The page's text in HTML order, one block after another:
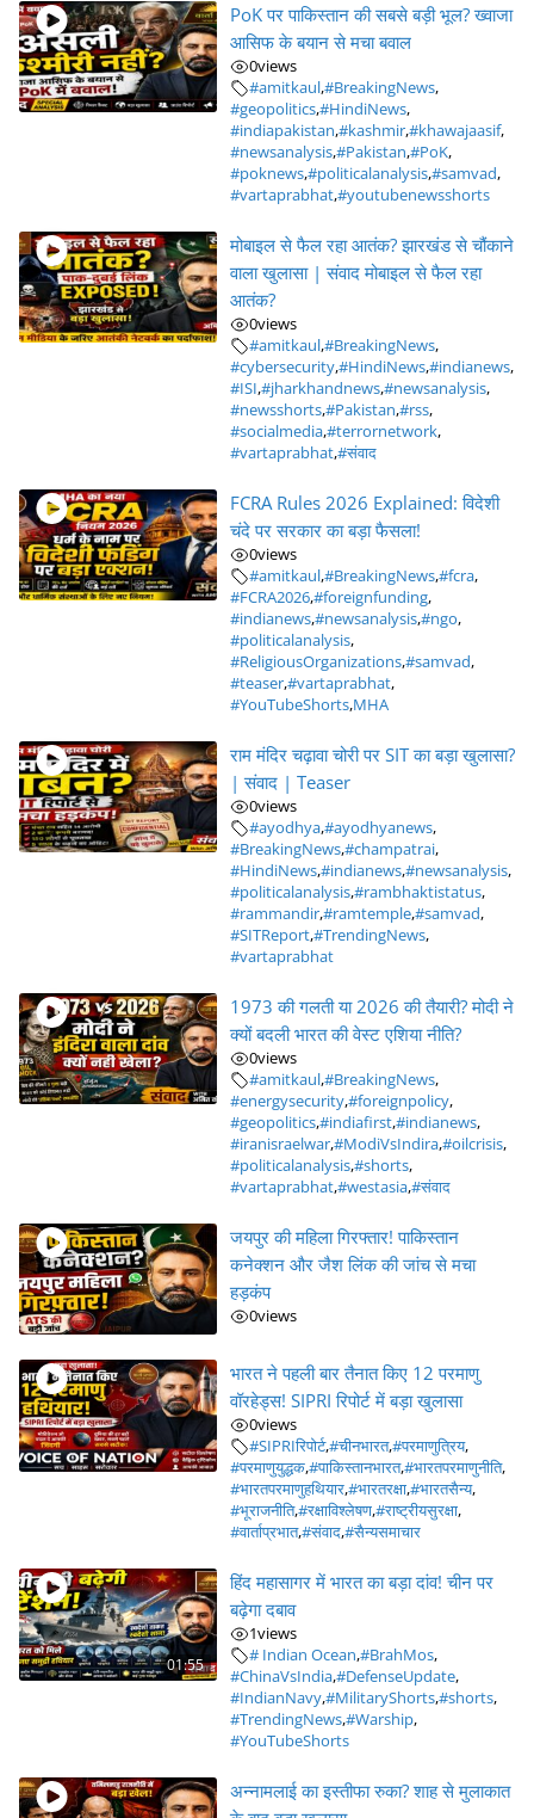
PoK पर पाकिस्तान की सबसे बड़ी भूल? ख्वाजा
आसिफ के बयान से मचा बवाल
0views
#amitkaul,#BreakingNews,
#geopolitics,#HindiNews,
#indiapakistan,#kashmir,#khawajaasif,
#newsanalysis,#Pakistan,#PoK,
#poknews,#politicalanalysis,#samvad,
#vartaprabhat,#youtubenewsshorts
मोबाइल से फैल रहा आतंक? झारखंड से चौंकाने
वाला खुलासा | संवाद मोबाइल से फैल रहा
आतंक?
0views
#amitkaul,#BreakingNews,
#cybersecurity,#HindiNews,#indianews,
#ISI,#jharkhandnews,#newsanalysis,
#newsshorts,#Pakistan,#rss,
#socialmedia,#terrornetwork,
#vartaprabhat,#संवाद
FCRA Rules 2026 Explained: विदेशी
चंदे पर सरकार का बड़ा फैसला!
0views
#amitkaul,#BreakingNews,#fcra,
#FCRA2026,#foreignfunding,
#indianews,#newsanalysis,#ngo,
#politicalanalysis,
#ReligiousOrganizations,#samvad,
#teaser,#vartaprabhat,
#YouTubeShorts,MHA
राम मंदिर चढ़ावा चोरी पर SIT का बड़ा खुलासा?
| संवाद | Teaser
0views
#ayodhya,#ayodhyanews,
#BreakingNews,#champatrai,
#HindiNews,#indianews,#newsanalysis,
#politicalanalysis,#rambhaktistatus,
#rammandir,#ramtemple,#samvad,
#SITReport,#TrendingNews,
#vartaprabhat
1973 की गलती या 2026 की तैयारी? मोदी ने
क्यों बदली भारत की वेस्ट एशिया नीति?
0views
#amitkaul,#BreakingNews,
#energysecurity,#foreignpolicy,
#geopolitics,#indiafirst,#indianews,
#iranisraelwar,#ModiVsIndira,#oilcrisis,
#politicalanalysis,#shorts,
#vartaprabhat,#westasia,#संवाद
जयपुर की महिला गिरफ्तार! पाकिस्तान
कनेक्शन और जैश लिंक की जांच से मचा
हड़कंप
0views
भारत ने पहली बार तैनात किए 12 परमाणु
वॉरहेड्स! SIPRI रिपोर्ट में बड़ा खुलासा
0views
#SIPRIरिपोर्ट,#चीनभारत,#परमाणुत्रिय,
#परमाणुयुद्धक,#पाकिस्तानभारत,#भारतपरमाणुनीति,
#भारतपरमाणुहथियार,#भारतरक्षा,#भारतसैन्य,
#भूराजनीति,#रक्षाविश्लेषण,#राष्ट्रीयसुरक्षा,
#वार्ताप्रभात,#संवाद,#सैन्यसमाचार
01:55
हिंद महासागर में भारत का बड़ा दांव! चीन पर
बढ़ेगा दबाव
1views
# Indian Ocean,#BrahMos,
#ChinaVsIndia,#DefenseUpdate,
#IndianNavy,#MilitaryShorts,#shorts,
#TrendingNews,#Warship,
#YouTubeShorts
अन्नामलाई का इस्तीफा रुका? शाह से मुलाकात